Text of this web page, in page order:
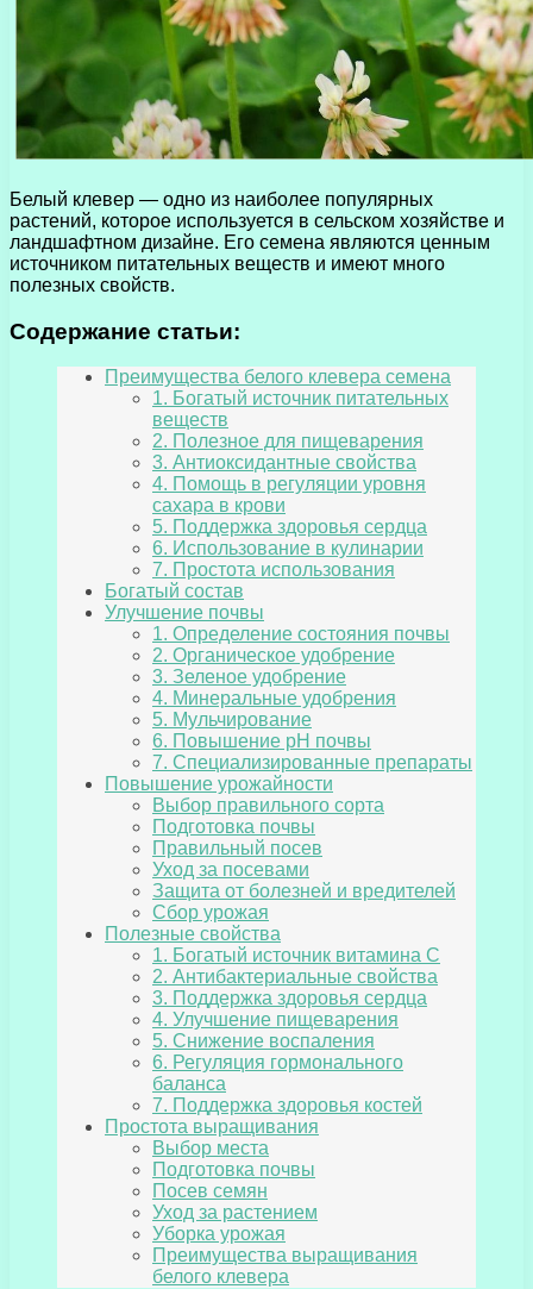
Белый клевер — одно из наиболее популярных
растений, которое используется в сельском хозяйстве и
ландшафтном дизайне. Его семена являются ценным
источником питательных веществ и имеют много
полезных свойств.
Содержание статьи:
Преимущества белого клевера семена
1. Богатый источник питательных
веществ
2. Полезное для пищеварения
3. Антиоксидантные свойства
4. Помощь в регуляции уровня
сахара в крови
5. Поддержка здоровья сердца
6. Использование в кулинарии
7. Простота использования
Богатый состав
Улучшение почвы
1. Определение состояния почвы
2. Органическое удобрение
3. Зеленое удобрение
4. Минеральные удобрения
5. Мульчирование
6. Повышение pH почвы
7. Специализированные препараты
Повышение урожайности
Выбор правильного сорта
Подготовка почвы
Правильный посев
Уход за посевами
Защита от болезней и вредителей
Сбор урожая
Полезные свойства
1. Богатый источник витамина С
2. Антибактериальные свойства
3. Поддержка здоровья сердца
4. Улучшение пищеварения
5. Снижение воспаления
6. Регуляция гормонального
баланса
7. Поддержка здоровья костей
Простота выращивания
Выбор места
Подготовка почвы
Посев семян
Уход за растением
Уборка урожая
Преимущества выращивания
белого клевера